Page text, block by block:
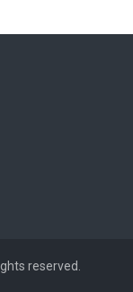
reserved.